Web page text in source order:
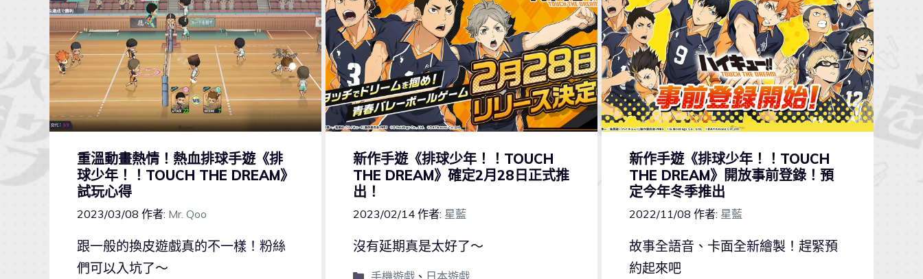
重溫動畫熱情！熱血排球手遊《排
球少年！！TOUCH THE DREAM》
試玩心得
2023/03/08 作者: Mr. Qoo
跟一般的換皮遊戲真的不一樣！粉絲
們可以入坑了～
新作手遊《排球少年！！TOUCH
THE DREAM》確定2月28日正式推
出！
2023/02/14 作者: 星藍
沒有延期真是太好了～
手機遊戲、 日本遊戲
新作手遊《排球少年！！TOUCH
THE DREAM》開放事前登錄！預
定今年冬季推出
2022/11/08 作者: 星藍
故事全語音、卡面全新繪製！趕緊預
約起來吧